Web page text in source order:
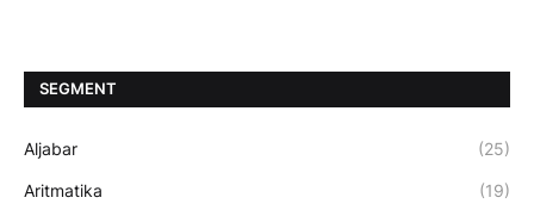
SEGMENT
Aljabar (25)
Aritmatika (19)